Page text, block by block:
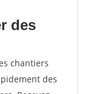
des
chantiers
des